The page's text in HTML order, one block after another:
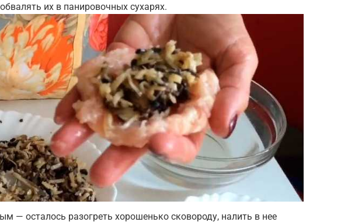
их в панировочных сухарях.
— осталось разогреть хорошенько сковороду, налить в нее